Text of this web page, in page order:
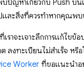
บปัญหาเกี่ยวกับ Push บน
และสิ่งที่ควรทำหากคุณพ
เราจะเจาะลึกการแก้ไข
ต ลงทะเบียนไม่สำเร็จ ห
Workerที่ขอแนะนําอ